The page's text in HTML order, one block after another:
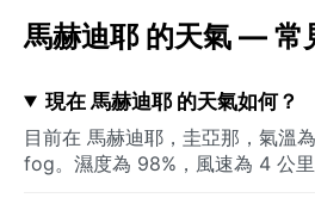
馬赫迪耶 的天氣 — 常
現在 馬赫迪耶 的天氣如何？
目前在 馬赫迪耶，圭亞那，氣溫
fog。濕度為 98%，風速為 4 公里